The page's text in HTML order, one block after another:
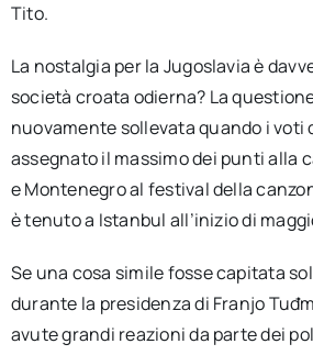
Tito.
La nostalgia per la Jugoslavia è
società croata odierna? La
nuovamente sollevata quando i voti
assegnato il massimo dei punti alla
e Montenegro al festival della
è tenuto a Istanbul all’inizio di
Se una cosa simile fosse capitata
durante la presidenza di Franjo
avute grandi reazioni da parte dei